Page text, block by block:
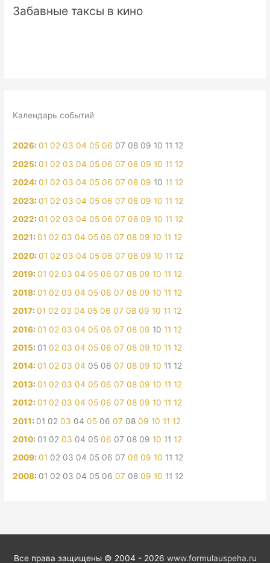
Забавные таксы в кино
Календарь событий
2026:01 02 03 04 05 06 07 08 09 10 11 12
2025:01 02 03 04 05 06 07 08 09 10 11 12
2024:01 02 03 04 05 06 07 08 09 10 11 12
2023:01 02 03 04 05 06 07 08 09 10 11 12
2022:01 02 03 04 05 06 07 08 09 10 11 12
2021:01 02 03 04 05 06 07 08 09 10 11 12
2020:01 02 03 04 05 06 07 08 09 10 11 12
2019:01 02 03 04 05 06 07 08 09 10 11 12
2018:01 02 03 04 05 06 07 08 09 10 11 12
2017:01 02 03 04 05 06 07 08 09 10 11 12
2016:01 02 03 04 05 06 07 08 09 10 11 12
2015: 01 02 03 04 05 06 07 08 09 10 11 12
2014:01 02 03 04 05 06 07 08 09 10 11 12
2013:01 02 03 04 05 06 07 08 09 10 11 12
2012:01 02 03 04 05 06 07 08 09 10 11 12
2011: 01 02 03 04 05 06 07 08 09 10 11 12
2010: 01 02 03 04 05 06 07 08 09 10 11 12
2009:01 02 03 04 05 06 07 08 09 10 11 12
2008: 01 02 03 04 05 06 07 08 09 10 11 12
Все права защищены © 2004 - 2026 www.formulauspeha.ru